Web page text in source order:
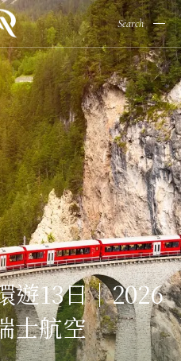
Search
遊13日｜2026
士航空